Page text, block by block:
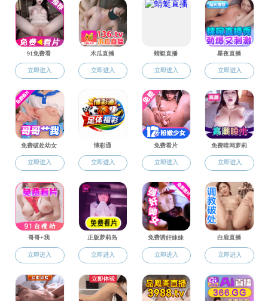
科学研究
科研动态
科研制度
团队建设
学术活动
科研动态